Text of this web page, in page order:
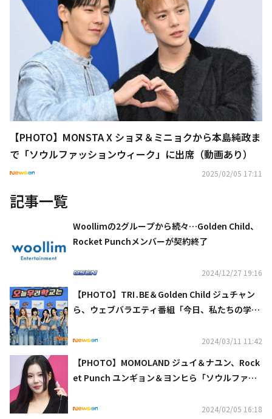
【PHOTO】MONSTA X ショヌ＆ミニョクから本島純政ま
で「ソウルファッションウィーク」に出席（動画あり）
2025/02/05 17:11
記事一覧
Woollimの2グループから続々…Golden Child、
Rocket Punchメンバーが契約終了
2024/12/27 19:16
【PHOTO】TRI․BE＆Golden Child ジュチャン
ら、ウェブバラエティ番組「今日、私たちの学校
2024/03/11 11:42
【PHOTO】MOMOLAND ジュイ＆ナユン、Rock
et Punch ユンギョン＆ヨンヒら「ソウルファッ
2024/02/05 16:18